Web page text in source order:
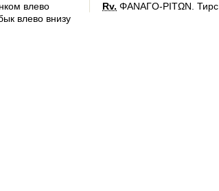
влево
влево внизу
Rv. ΦΑΝΑΓΟ-ΡΙΤΩΝ. Тирс